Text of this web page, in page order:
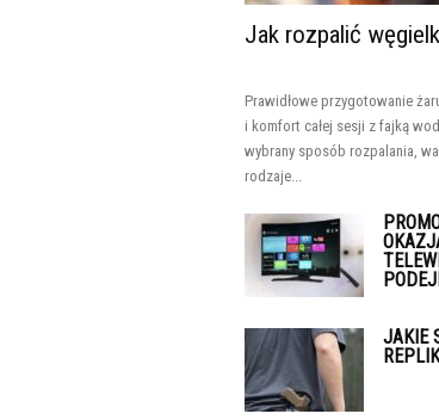
Jak rozpalić
Prawidłowe przygotowanie
i komfort całej sesji z fajką
wybrany sposób rozpalania,
rodzaje...
JAKIE